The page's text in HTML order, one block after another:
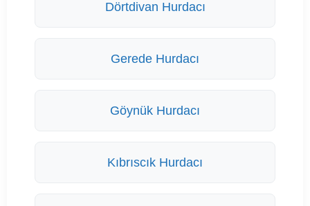
Dörtdivan Hurdacı
Gerede Hurdacı
Göynük Hurdacı
Kıbrıscık Hurdacı